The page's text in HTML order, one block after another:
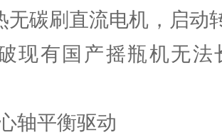
无碳刷直流电机，启动
现有国产摇瓶机无
轴平衡驱动